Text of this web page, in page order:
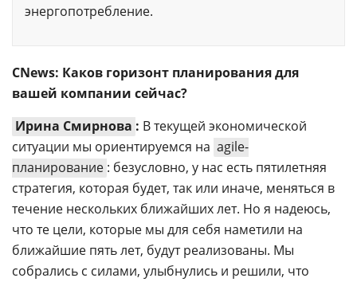
энергопотребление.
CNews: Каков горизонт планирования для
вашей компании сейчас?
Ирина Смирнова : В текущей экономической
ситуации мы ориентируемся на agile-
планирование : безусловно, у нас есть пятилетняя
стратегия, которая будет, так или иначе, меняться в
течение нескольких ближайших лет. Но я надеюсь,
что те цели, которые мы для себя наметили на
ближайшие пять лет, будут реализованы. Мы
собрались с силами, улыбнулись и решили, что